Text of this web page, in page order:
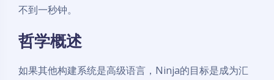
不到一秒钟。
哲学概述
如果其他构建系统是高级语言，Ninja的目标是成为汇